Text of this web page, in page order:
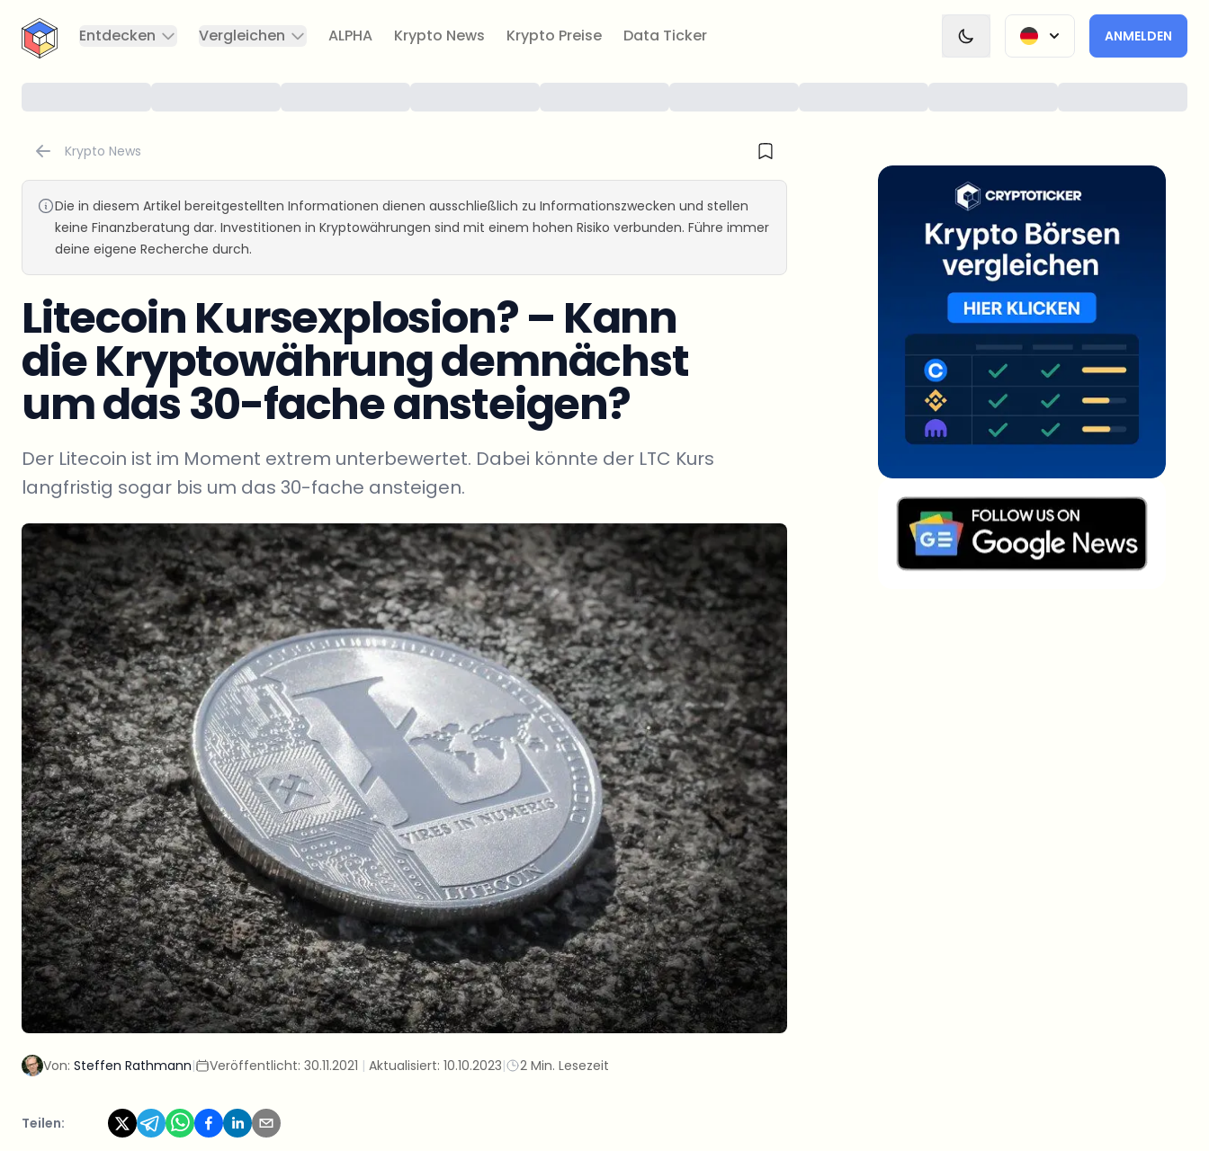
CryptoTicker
Entdecken
Vergleichen ALPHA Krypto News Krypto Preise Data Ticker ANMELDEN
Krypto News
Die in diesem Artikel bereitgestellten Informationen dienen ausschließlich zu Informationszwecken und stellen
keine Finanzberatung dar. Investitionen in Kryptowährungen sind mit einem hohen Risiko verbunden. Führe immer
deine eigene Recherche durch.
Litecoin Kursexplosion? – Kann
die Kryptowährung demnächst
um das 30-fache ansteigen?
Der Litecoin ist im Moment extrem unterbewertet. Dabei könnte der LTC Kurs
langfristig sogar bis um das 30-fache ansteigen.
Von: Steffen Rathmann| Veröffentlicht: 30.11.2021 | Aktualisiert: 10.10.2023| 2 Min. Lesezeit
Teilen: